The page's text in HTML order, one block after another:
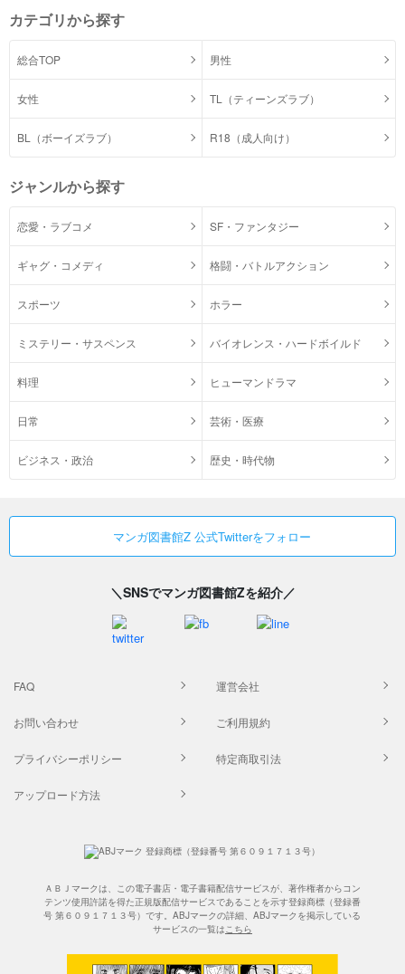
カテゴリから探す
総合TOP 男性
女性 TL（ティーンズラブ）
BL（ボーイズラブ） R18（成人向け）
ジャンルから探す
恋愛・ラブコメ SF・ファンタジー
ギャグ・コメディ 格闘・バトルアクション
スポーツ ホラー
ミステリー・サスペンス バイオレンス・ハードボイルド
料理 ヒューマンドラマ
日常 芸術・医療
ビジネス・政治 歴史・時代物
マンガ図書館Z 公式Twitterをフォロー
＼SNSでマンガ図書館Zを紹介／
FAQ 運営会社
お問い合わせ ご利用規約
プライバシーポリシー 特定商取引法
アップロード方法
ＡＢＪマークは、この電子書店・電子書籍配信サービスが、著作権者からコン
テンツ使用許諾を得た正規版配信サービスであることを示す登録商標（登録番
号 第６０９１７１３号）です。ABJマークの詳細、ABJマークを掲示している
サービスの一覧はこちら